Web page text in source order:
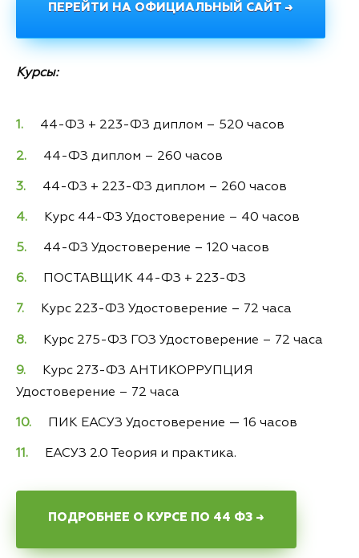
ПЕРЕЙТИ НА ОФИЦИАЛЬНЫЙ САЙТ →
Курсы:
44-ФЗ + 223-ФЗ диплом – 520 часов
44-ФЗ диплом – 260 часов
44-ФЗ + 223-ФЗ диплом – 260 часов
Курс 44-ФЗ Удостоверение – 40 часов
44-ФЗ Удостоверение – 120 часов
ПОСТАВЩИК 44-ФЗ + 223-ФЗ
Курс 223-ФЗ Удостоверение – 72 часа
Курс 275-ФЗ ГОЗ Удостоверение – 72 часа
Курс 273-ФЗ АНТИКОРРУПЦИЯ
Удостоверение – 72 часа
ПИК ЕАСУЗ Удостоверение — 16 часов
ЕАСУЗ 2.0 Теория и практика.
ПОДРОБНЕЕ О КУРСЕ ПО 44 ФЗ →